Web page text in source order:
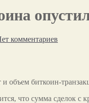
комментариев
и объем биткоин-
что сумма сделок